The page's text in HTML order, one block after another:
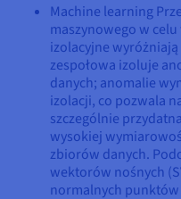
Machine learning
maszynowego w
izolacyjne
zespołowa izoluje
danych; anomalie
izolacji, co pozwala
szczególnie
wysokiej
zbiorów danych.
wektorów nośnych
normalnych